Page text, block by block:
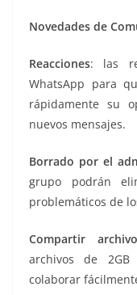
Novedades de
Reacciones: las
WhatsApp para
rápidamente su
nuevos mensajes.
Borrado por el
grupo podrán
problemáticos de
Compartir
archivos de
colaborar